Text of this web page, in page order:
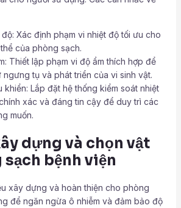
độ: Xác định phạm vi nhiệt độ tối ưu cho
của phòng sạch.
Thiết lập phạm vi độ ẩm thích hợp để
ngưng tụ và phát triển của vi sinh vật.
khiển: Lắp đặt hệ thống kiểm soát nhiệt
xác và đáng tin cậy để duy trì các
muốn.
dựng và chọn vật
bệnh viện
xây dựng và hoàn thiện cho phòng
để ngăn ngừa ô nhiễm và đảm bảo độ